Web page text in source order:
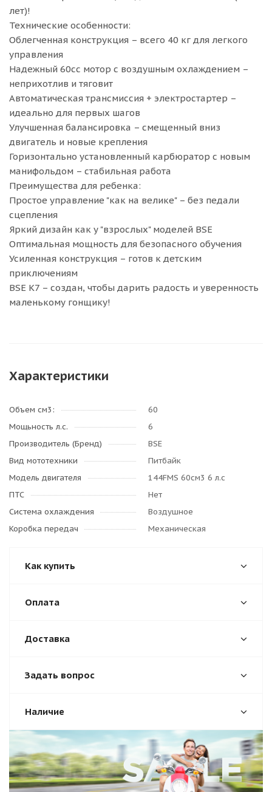
лет)!
Технические особенности:
Облегченная конструкция – всего 40 кг для легкого
управления
Надежный 60cc мотор с воздушным охлаждением –
неприхотлив и тяговит
Автоматическая трансмиссия + электростартер –
идеально для первых шагов
Улучшенная балансировка – смещенный вниз
двигатель и новые крепления
Горизонтально установленный карбюратор с новым
манифольдом – стабильная работа
Преимущества для ребенка:
Простое управление "как на велике" – без педали
сцепления
Яркий дизайн как у "взрослых" моделей BSE
Оптимальная мощность для безопасного обучения
Усиленная конструкция – готов к детским
приключениям
BSE K7 – создан, чтобы дарить радость и уверенность
маленькому гонщику!
Характеристики
Объем см3:
60
Мощьность л.с.
6
Производитель (Бренд)
BSE
Вид мототехники
Питбайк
Модель двигателя
144FMS 60см3 6 л.с
ПТС
Нет
Система охлаждения
Воздушное
Коробка передач
Механическая
Как купить
Оплата
Доставка
Задать вопрос
Наличие